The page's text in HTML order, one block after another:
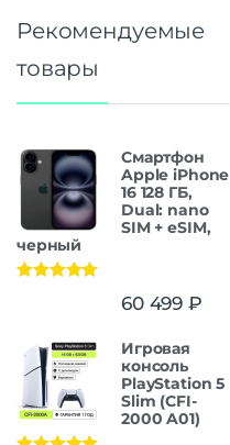
Рекомендуемые
товары
Смартфон
Apple iPhone
16 128 ГБ,
Dual: nano
SIM + eSIM,
черный
60 499 ₽
Игровая
консоль
PlayStation 5
Slim (CFI-
2000 A01)